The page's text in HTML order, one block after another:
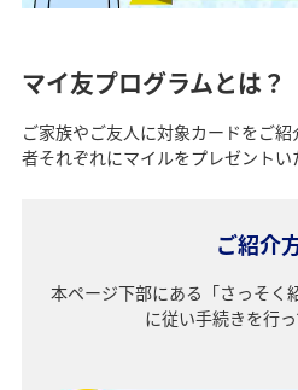
マイ友プログラムとは？
ご家族やご友人に対象カードをご
者それぞれにマイルをプレゼントい
ご紹介
本ページ下部にある「さっそく
に従い手続きを行っ